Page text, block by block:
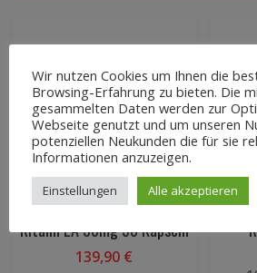
Ritalin LA 30mg 58 Kapseln
139,90 €
Wir nutzen Cookies um Ihnen die
Browsing-Erfahrung zu bieten. Die
gesammelten Daten werden zur
Webseite genutzt und um unseren
potenziellen Neukunden die für sie
Informationen anzuzeigen.
Einstellungen Alle akzeptieren